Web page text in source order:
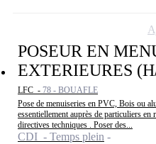
POSEUR EN
EXTERIEURES
LFC - 78 - BOUAFLE
Pose de menuiseries en PVC, Bois ou
essentiellement auprès de particuliers en
directives techniques . Poser des...
CDI - Temps plein